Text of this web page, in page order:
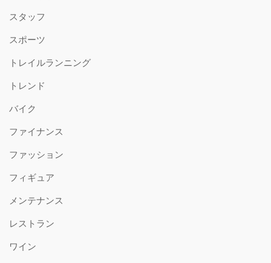
スタッフ
スポーツ
トレイルランニング
トレンド
バイク
ファイナンス
ファッション
フィギュア
メンテナンス
レストラン
ワイン